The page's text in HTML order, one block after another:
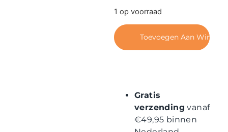
1 op voorraad
Toevoegen Aan
Gratis
verzending vanaf
€49,95 binnen